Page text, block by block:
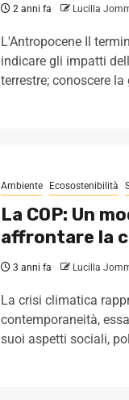
2 anni fa Lucilla
L'Antropocene Il
indicare gli impatti
terrestre; conoscere
Ambiente Ecosostenibilità
La COP: Un
affrontare la
3 anni fa Lucilla
La crisi climatica
contemporaneità,
suoi aspetti sociali,